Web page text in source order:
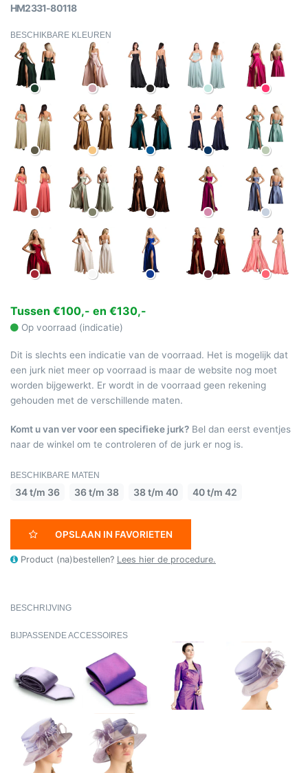
HM2331-80118
BESCHIKBARE KLEUREN
Tussen €100,- en €130,-
Op voorraad (indicatie)
Dit is slechts een indicatie van de voorraad. Het is mogelijk dat
een jurk niet meer op voorraad is maar de website nog moet
worden bijgewerkt. Er wordt in de voorraad geen rekening
gehouden met de verschillende maten.
Komt u van ver voor een specifieke jurk? Bel dan eerst eventjes
naar de winkel om te controleren of de jurk er nog is.
BESCHIKBARE MATEN
34 t/m 36 36 t/m 38 38 t/m 40 40 t/m 42
OPSLAAN IN FAVORIETEN
Product (na)bestellen? Lees hier de procedure.
BESCHRIJVING
BIJPASSENDE ACCESSOIRES